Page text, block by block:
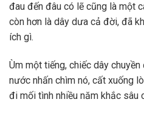
đau đến đâu có lẽ cũng là một
còn hơn là dây dưa cả đời, đã
ích gì.
Ùm một tiếng, chiếc dây
nước nhấn chìm nó, cất xuống
đi mối tình nhiều năm khắc sâu